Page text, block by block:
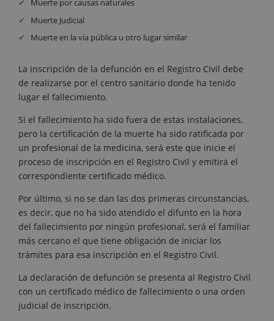
Muerte por causas naturales
Muerte Judicial
Muerte en la vía pública u otro lugar similar
La inscripción de la defunción en el Registro Civil debe
de realizarse por el centro sanitario donde ha tenido
lugar el fallecimiento.
Si el fallecimiento ha sido fuera de estas instalaciones,
pero la certificación de la muerte ha sido ratificada por
un profesional de la medicina, será este que inicie el
proceso de inscripción en el Registro Civil y emitirá el
correspondiente certificado médico.
Por último, si no se dan las dos primeras circunstancias,
es decir, que no ha sido atendido el difunto en la hora
del fallecimiento por ningún profesional, será el familiar
más cercano el que tiene obligación de iniciar los
trámites para esa inscripción en el Registro Civil.
La declaración de defunción se presenta al Registro Civil
con un certificado médico de fallecimiento o una orden
judicial de inscripción.